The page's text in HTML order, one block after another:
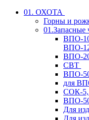
01. ОХОТА
Горны и
01.Запасные
ВПО-
ВПО-
ВПО-
СВТ
ВПО-
для
СОК-
ВПО-
Для
Для